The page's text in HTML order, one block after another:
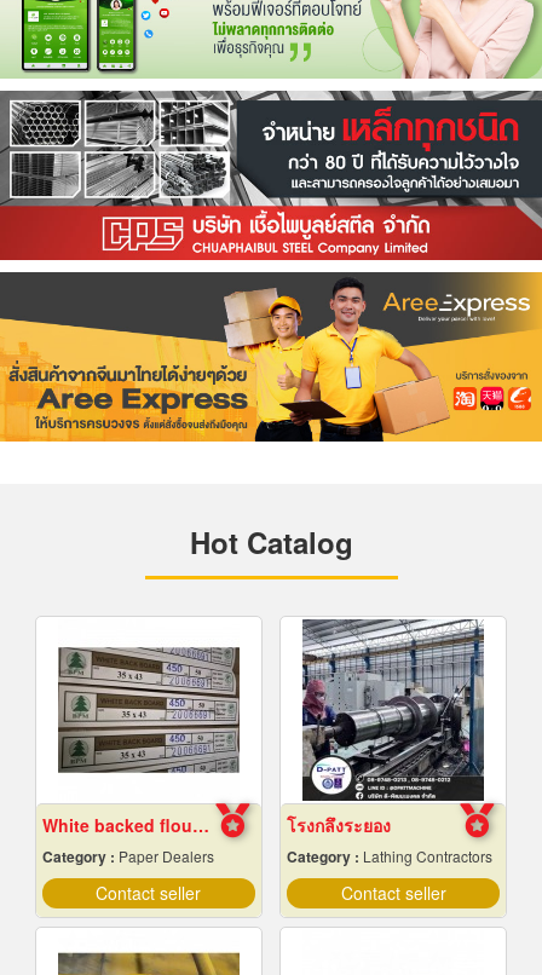
Hot Catalog
White backed flour box paper
Category : Paper Dealers
Contact seller
โรงกลึงระยอง
Category : Lathing Contractors
Contact seller